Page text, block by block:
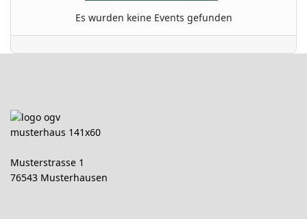
Es wurden keine Events gefunden
Musterstrasse 1
76543 Musterhausen